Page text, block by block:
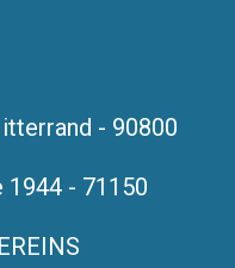
- 90800
1944 - 71150